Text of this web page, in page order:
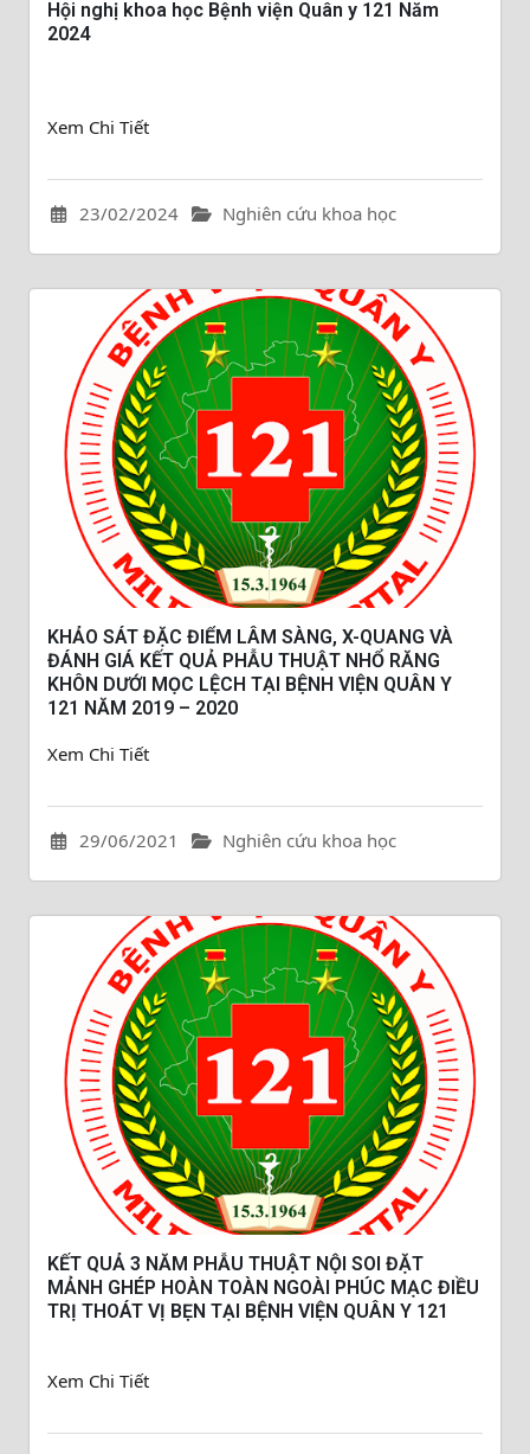
Hội nghị khoa học Bệnh viện Quân y 121 Năm
2024
23/02/2024 Nghiên cứu khoa học
Xem Chi Tiết
KHẢO SÁT ĐẶC ĐIỂM LÂM SÀNG, X-QUANG VÀ
ĐÁNH GIÁ KẾT QUẢ PHẪU THUẬT NHỔ RĂNG
KHÔN DƯỚI MỌC LỆCH TẠI BỆNH VIỆN QUÂN Y
121 NĂM 2019 – 2020
29/06/2021 Nghiên cứu khoa học
Xem Chi Tiết
KẾT QUẢ 3 NĂM PHẪU THUẬT NỘI SOI ĐẶT
MẢNH GHÉP HOÀN TOÀN NGOÀI PHÚC MẠC ĐIỀU
TRỊ THOÁT VỊ BẸN TẠI BỆNH VIỆN QUÂN Y 121
Xem Chi Tiết